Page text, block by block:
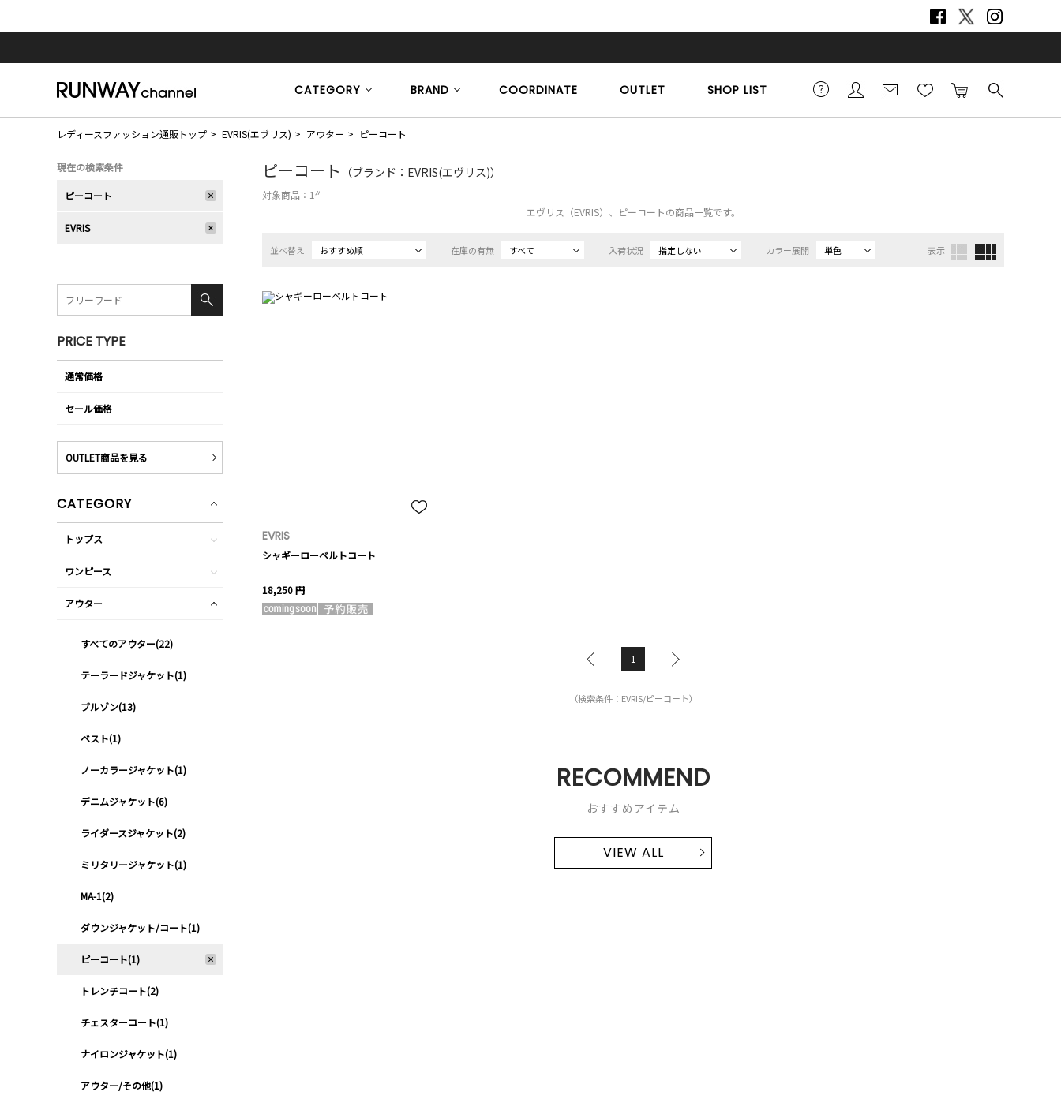
CATEGORY BRAND COORDINATE OUTLET SHOP LIST
レディースファッション通販トップ EVRIS(エヴリス) アウター ピーコート
ピーコート （ブランド：EVRIS(エヴリス)）
対象商品： 1件
エヴリス（EVRIS）、ピーコートの商品一覧です。
並べ替え おすすめ順 在庫の有無 すべて 入荷状況 指定しない カラー展開 単色 表示
EVRIS
シャギーローベルトコート
18,250 円
1
（検索条件：EVRIS/ピーコート）
RECOMMEND
おすすめアイテム
VIEW ALL
現在の検索条件
ピーコート
EVRIS
PRICE TYPE
通常価格
セール価格
OUTLET商品を見る
CATEGORY
トップス
ワンピース
アウター
すべてのアウター(22)
テーラードジャケット(1)
ブルゾン(13)
ベスト(1)
ノーカラージャケット(1)
デニムジャケット(6)
ライダースジャケット(2)
ミリタリージャケット(1)
MA-1(2)
ダウンジャケット/コート(1)
ピーコート(1)
トレンチコート(2)
チェスターコート(1)
ナイロンジャケット(1)
アウター/その他(1)